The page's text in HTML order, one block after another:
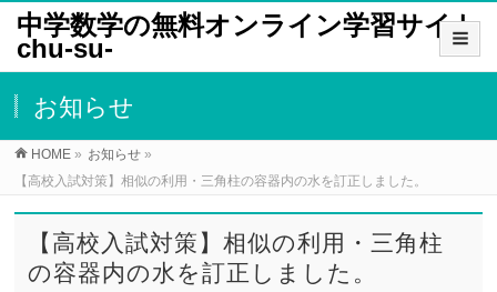
中学数学の無料オンライン学習サイト
chu-su-
お知らせ
HOME » お知らせ »
【高校入試対策】相似の利用・三角柱の容器内の水を訂正しました。
【高校入試対策】相似の利用・三角柱
の容器内の水を訂正しました。